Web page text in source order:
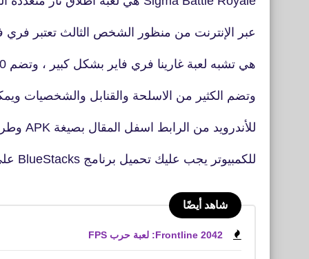
عبر الإنترنت من منظور الشخص الثالث تعتبر فري
هي تشبه لعبة غارينا فري فاير بشكل كبير ، وتضم 50 لاعب عبر الإنترنت
وتضم الكثير من الاسلحة والقنابل والشخصيات
للأندرويد من الرابط اسفل المقال بصيغة APK وطريقة تحميل اللعبة
للكمبيوتر يجب عليك تحميل برنامج BlueStacks على جهازك الخاص.
شاهد أيضًا
Frontline 2042: لعبة حرب FPS